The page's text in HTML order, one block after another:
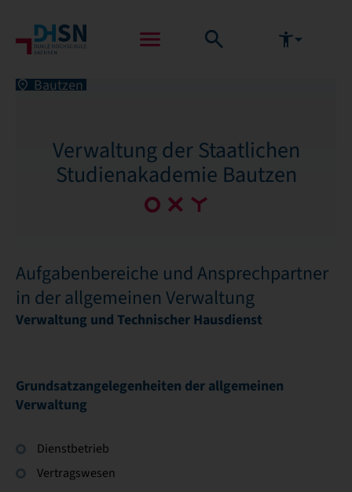
Bautzen
Verwaltung der Staatlichen
Studienakademie Bautzen
Aufgabenbereiche und Ansprechpartner
in der allgemeinen Verwaltung
Verwaltung und Technischer Hausdienst
Grundsatzangelegenheiten der allgemeinen
Verwaltung
Dienstbetrieb
Vertragswesen